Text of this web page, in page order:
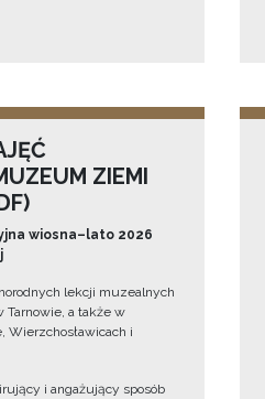
ZIEMI
wiosna–lato 2026
lekcji muzealnych
Tarnowie, a także w
Wierzchosławicach i
i angażujący sposób